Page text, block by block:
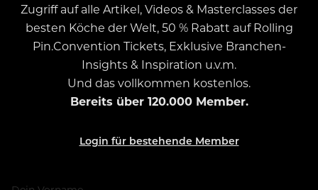
Zugriff auf alle Artikel, Videos & Masterclasses der
besten Köche der Welt, 50 % Rabatt auf Rolling
Pin.Convention Tickets, Exklusive Branchen-
Insights & Inspiration u.v.m.
Und das vollkommen kostenlos.
Bereits über 120.000 Member.
Login für bestehende Member